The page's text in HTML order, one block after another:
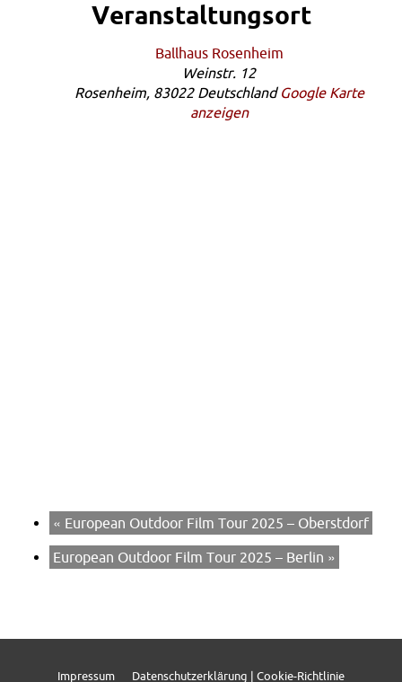
Veranstaltungsort
Ballhaus Rosenheim
Weinstr. 12
Rosenheim, 83022 Deutschland Google Karte
anzeigen
« European Outdoor Film Tour 2025 – Oberstdorf
European Outdoor Film Tour 2025 – Berlin »
Impressum Datenschutzerklärung | Cookie-Richtlinie